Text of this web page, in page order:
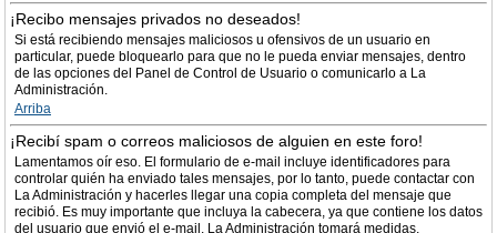
¡Recibo mensajes privados no deseados!
Si está recibiendo mensajes maliciosos u ofensivos de un usuario en
particular, puede bloquearlo para que no le pueda enviar mensajes, dentro
de las opciones del Panel de Control de Usuario o comunicarlo a La
Administración.
Arriba
¡Recibí spam o correos maliciosos de alguien en este foro!
Lamentamos oír eso. El formulario de e-mail incluye identificadores para
controlar quién ha enviado tales mensajes, por lo tanto, puede contactar con
La Administración y hacerles llegar una copia completa del mensaje que
recibió. Es muy importante que incluya la cabecera, ya que contiene los datos
del usuario que envió el e-mail. La Administración tomará medidas.